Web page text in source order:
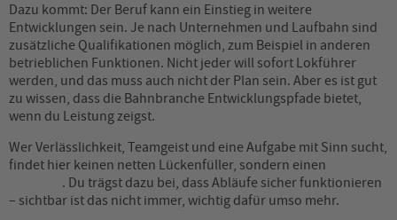
Dazu kommt: Der Beruf kann ein Einstieg in weitere
Entwicklungen sein. Je nach Unternehmen und Laufbahn sind
zusätzliche Qualifikationen möglich, zum Beispiel in anderen
betrieblichen Funktionen. Nicht jeder will sofort Lokführer
werden, und das muss auch nicht der Plan sein. Aber es ist gut
zu wissen, dass die Bahnbranche Entwicklungspfade bietet,
wenn du Leistung zeigst.
Wer Verlässlichkeit, Teamgeist und eine Aufgabe mit Sinn sucht,
findet hier keinen netten Lückenfüller, sondern einen
. Du trägst dazu bei, dass Abläufe sicher funktionieren
– sichtbar ist das nicht immer, wichtig dafür umso mehr.